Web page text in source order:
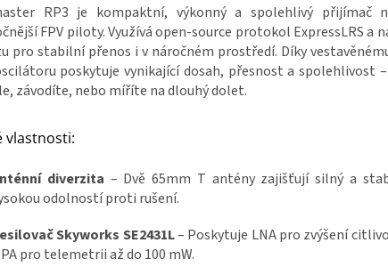
RP3 je kompaktní, výkonný a spolehlivý přijímač
FPV piloty. Využívá open-source protokol ExpressLRS a
pro stabilní přenos i v náročném prostředí. Díky
poskytuje vynikající dosah, přesnost a spolehlivost
závodíte, nebo míříte na dlouhý dolet.
vlastnosti:
diverzita – Dvě 65mm T antény zajišťují silný a
odolností proti rušení.
Skyworks SE2431L– Poskytuje LNA pro zvýšení
pro telemetrii až do 100 mW.